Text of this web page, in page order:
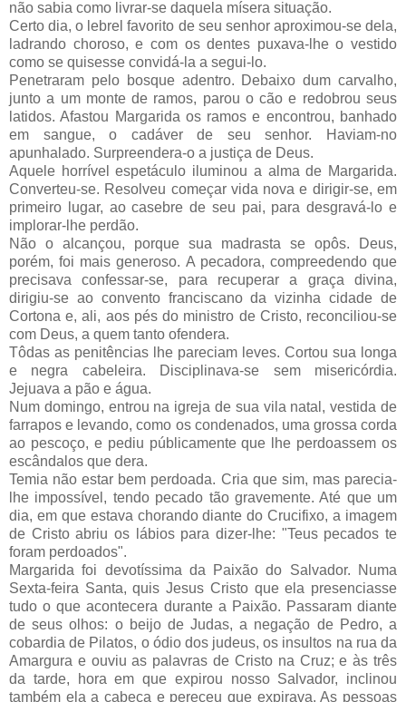
não sabia como livrar-se daquela mísera situação.
Certo dia, o lebrel favorito de seu senhor aproximou-se dela,
ladrando choroso, e com os dentes puxava-lhe o vestido
como se quisesse convidá-la a segui-lo.
Penetraram pelo bosque adentro. Debaixo dum carvalho,
junto a um monte de ramos, parou o cão e redobrou seus
latidos. Afastou Margarida os ramos e encontrou, banhado
em sangue, o cadáver de seu senhor. Haviam-no
apunhalado. Surpreendera-o a justiça de Deus.
Aquele horrível espetáculo iluminou a alma de Margarida.
Converteu-se. Resolveu começar vida nova e dirigir-se, em
primeiro lugar, ao casebre de seu pai, para desgravá-lo e
implorar-lhe perdão.
Não o alcançou, porque sua madrasta se opôs. Deus,
porém, foi mais generoso. A pecadora, compreedendo que
precisava confessar-se, para recuperar a graça divina,
dirigiu-se ao convento franciscano da vizinha cidade de
Cortona e, ali, aos pés do ministro de Cristo, reconciliou-se
com Deus, a quem tanto ofendera.
Tôdas as penitências lhe pareciam leves. Cortou sua longa
e negra cabeleira. Disciplinava-se sem misericórdia.
Jejuava a pão e água.
Num domingo, entrou na igreja de sua vila natal, vestida de
farrapos e levando, como os condenados, uma grossa corda
ao pescoço, e pediu públicamente que lhe perdoassem os
escândalos que dera.
Temia não estar bem perdoada. Cria que sim, mas parecia-
lhe impossível, tendo pecado tão gravemente. Até que um
dia, em que estava chorando diante do Crucifixo, a imagem
de Cristo abriu os lábios para dizer-lhe: "Teus pecados te
foram perdoados".
Margarida foi devotíssima da Paixão do Salvador. Numa
Sexta-feira Santa, quis Jesus Cristo que ela presenciasse
tudo o que acontecera durante a Paixão. Passaram diante
de seus olhos: o beijo de Judas, a negação de Pedro, a
cobardia de Pilatos, o ódio dos judeus, os insultos na rua da
Amargura e ouviu as palavras de Cristo na Cruz; e às três
da tarde, hora em que expirou nosso Salvador, inclinou
também ela a cabeça e pereceu que expirava. As pessoas